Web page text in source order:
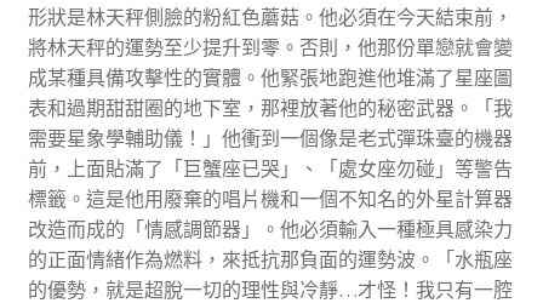
形狀是林天秤側臉的粉紅色蘑菇。他必須在今天結束前，
將林天秤的運勢至少提升到零。否則，他那份單戀就會變
成某種具備攻擊性的實體。他緊張地跑進他堆滿了星座圖
表和過期甜甜圈的地下室，那裡放著他的秘密武器。「我
需要星象學輔助儀！」他衝到一個像是老式彈珠臺的機器
前，上面貼滿了「巨蟹座已哭」、「處女座勿碰」等警告
標籤。這是他用廢棄的唱片機和一個不知名的外星計算器
改造而成的「情感調節器」。他必須輸入一種極具感染力
的正面情緒作為燃料，來抵抗那負面的運勢波。「水瓶座
的優勢，就是超脫一切的理性與冷靜…才怪！我只有一腔